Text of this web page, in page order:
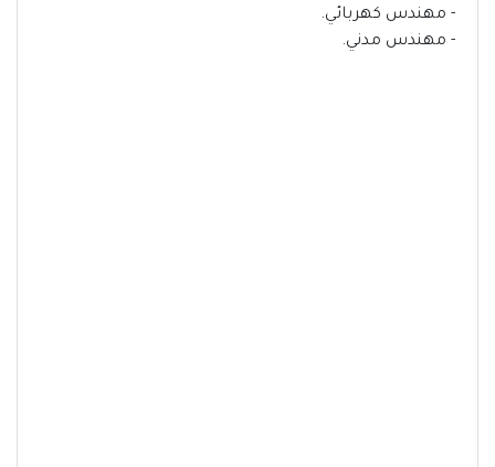
- مهندس كهربائي.
- مهندس مدني.